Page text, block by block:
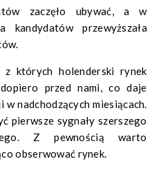
zaczęło ubywać, a w
kandydatów przewyższała
z których holenderski rynek
przed nami, co daje
nadchodzących miesiącach.
pierwsze sygnały szerszego
Z pewnością warto
obserwować rynek.